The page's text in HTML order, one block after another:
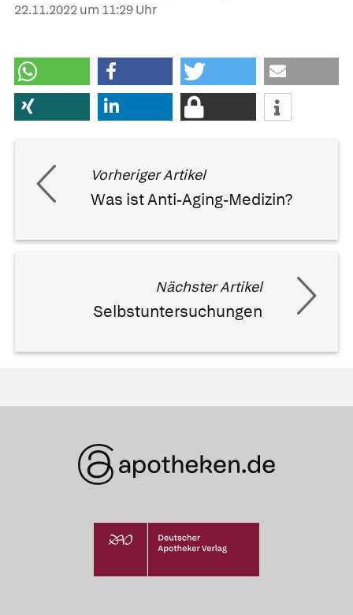
22.11.2022um 11:29 Uhr
Vorheriger Artikel
Was ist Anti-Aging-Medizin?
Nächster Artikel
Selbstuntersuchungen